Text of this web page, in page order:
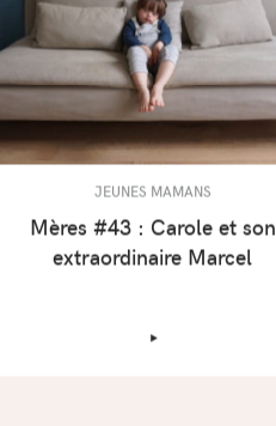
JEUNES MAMANS
Mères #43 : Carole et son
extraordinaire Marcel
‣